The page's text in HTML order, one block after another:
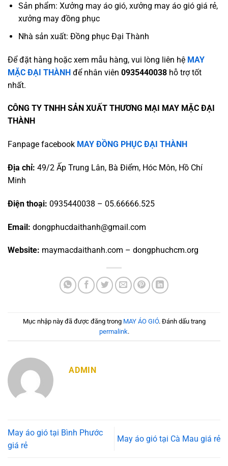
Sản phẩm: Xưởng may áo gió, xưởng may áo gió giá rẻ,
xưởng may đồng phục
Nhà sản xuất: Đồng phục Đại Thành
Để đặt hàng hoặc xem mẫu hàng, vui lòng liên hệ MAY
MẶC ĐẠI THÀNH để nhân viên 0935440038 hỗ trợ tốt
nhất.
CÔNG TY TNHH SẢN XUẤT THƯƠNG MẠI MAY MẶC ĐẠI
THÀNH
Fanpage facebook MAY ĐỒNG PHỤC ĐẠI THÀNH
Địa chỉ: 49/2 Ấp Trung Lân, Bà Điểm, Hóc Môn, Hồ Chí
Minh
Điện thoại: 0935440038 – 05.66666.525
Email: dongphucdaithanh@gmail.com
Website: maymacdaithanh.com – dongphuchcm.org
Mục nhập này đã được đăng trong MAY ÁO GIÓ. Đánh dấu trang
permalink.
ADMIN
May áo gió tại Bình Phước
giá rẻ
May áo gió tại Cà Mau giá rẻ